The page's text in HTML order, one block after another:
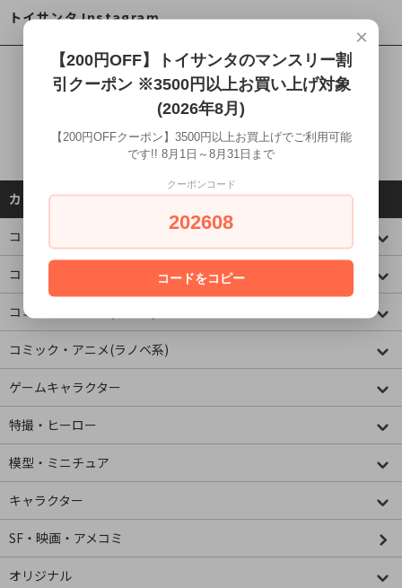
トイサンタ Instagram
カテゴリーから探す
コレクションケース
コミック・アニメ(ジャンプ)
コミック・アニメ(その他)
コミック・アニメ(ラノベ系)
ゲームキャラクター
特撮・ヒーロー
模型・ミニチュア
キャラクター
SF・映画・アメコミ
オリジナル
×
【200円OFF】トイサンタのマンスリー割
引クーポン ※3500円以上お買い上げ対象
(2026年8月)
【200円OFFクーポン】3500円以上お買上げでご利用可能
です!! 8月1日～8月31日まで
クーポンコード
202608
コードをコピー